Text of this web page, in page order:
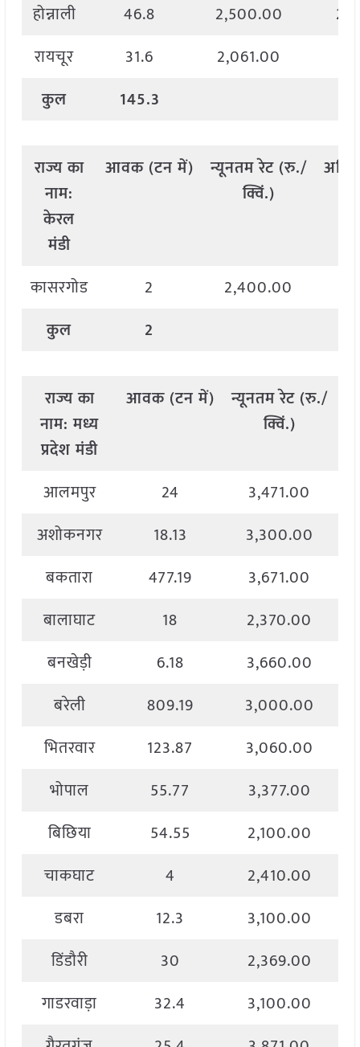
होन्नाली 46.8 2,500.00
रायचूर
31.6 2,061.00
कुल
145.3
राज्यका
नाम:
केरल
मंडी
आवक (टनमें) न्यूनतमरेट (रु./
क्विं.)
कासरगोड 2 2,400.00
कुल
2
राज्यका
नाम:मध्य
प्रदेश मंडी
आवक (टनमें) न्यूनतमरेट (रु./
क्विं.)
आलमपुर 24
3,471.00
अशोकनगर
18.13
3,300.00
बकतारा
477.19
3,671.00
बालाघाट
18
2,370.00
बनखेड़ी
6.18
3,660.00
बरेली
809.19
3,000.00
भितरवार
123.87
3,060.00
भोपाल
55.77
3,377.00
बिछिया
54.55
2,100.00
चाकघाट
4
2,410.00
डबरा
12.3
3,100.00
डिंडौरी
30
2,369.00
गाडरवाड़ा
32.4
3,100.00